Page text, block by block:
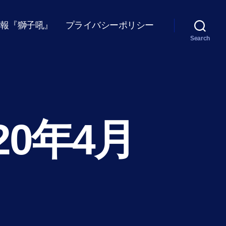
『獅子吼』 プライバシーポリシー
Search
年4月